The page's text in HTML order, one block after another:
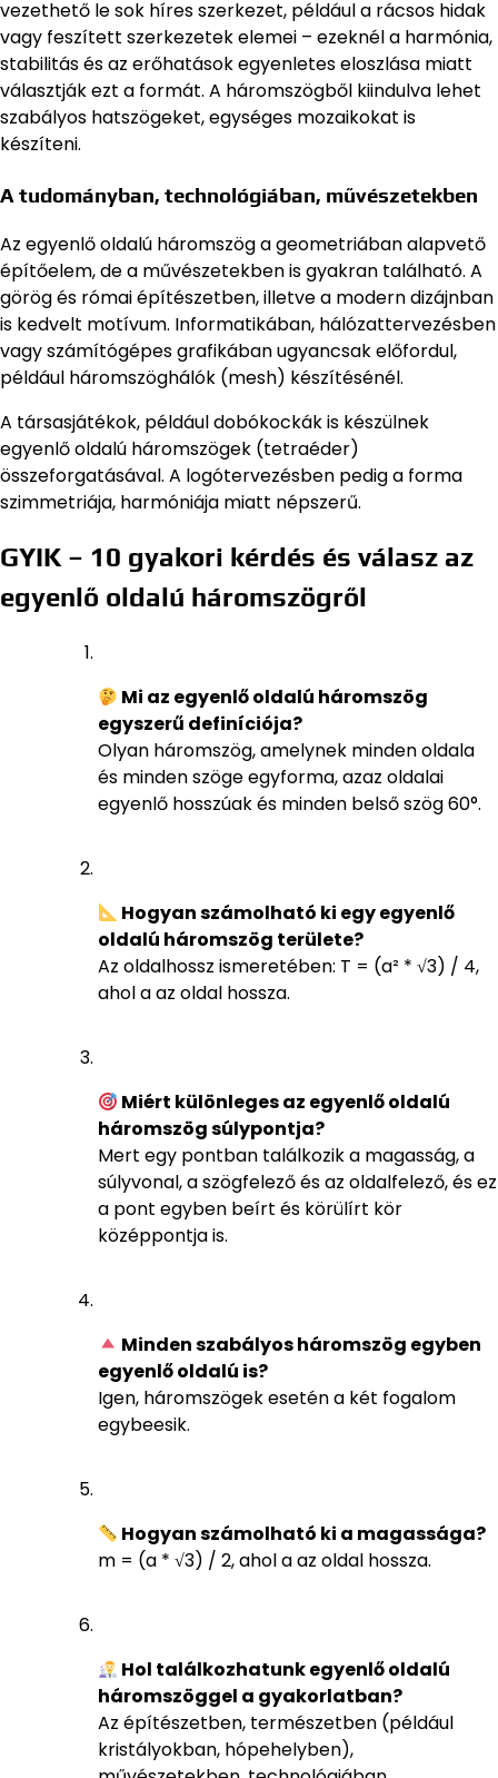
vezethető le sok híres szerkezet, például a rácsos hidak
vagy feszített szerkezetek elemei – ezeknél a harmónia,
stabilitás és az erőhatások egyenletes eloszlása miatt
választják ezt a formát. A háromszögből kiindulva lehet
szabályos hatszögeket, egységes mozaikokat is
készíteni.
A tudományban, technológiában, művészetekben
Az egyenlő oldalú háromszög a geometriában alapvető
építőelem, de a művészetekben is gyakran található. A
görög és római építészetben, illetve a modern dizájnban
is kedvelt motívum. Informatikában, hálózattervezésben
vagy számítógépes grafikában ugyancsak előfordul,
például háromszöghálók (mesh) készítésénél.
A társasjátékok, például dobókockák is készülnek
egyenlő oldalú háromszögek (tetraéder)
összeforgatásával. A logótervezésben pedig a forma
szimmetriája, harmóniája miatt népszerű.
GYIK – 10 gyakori kérdés és válasz az
egyenlő oldalú háromszögről
Mi az egyenlő oldalú háromszög
egyszerű definíciója?
Olyan háromszög, amelynek minden oldala
és minden szöge egyforma, azaz oldalai
egyenlő hosszúak és minden belső szög 60°.
Hogyan számolható ki egy egyenlő
oldalú háromszög területe?
Az oldalhossz ismeretében: T = (a² * √3) / 4,
ahol a az oldal hossza.
Miért különleges az egyenlő oldalú
háromszög súlypontja?
Mert egy pontban találkozik a magasság, a
súlyvonal, a szögfelező és az oldalfelező, és ez
a pont egyben beírt és körülírt kör
középpontja is.
Minden szabályos háromszög egyben
egyenlő oldalú is?
Igen, háromszögek esetén a két fogalom
egybeesik.
Hogyan számolható ki a magassága?
m = (a * √3) / 2, ahol a az oldal hossza.
Hol találkozhatunk egyenlő oldalú
háromszöggel a gyakorlatban?
Az építészetben, természetben (például
kristályokban, hópehelyben),